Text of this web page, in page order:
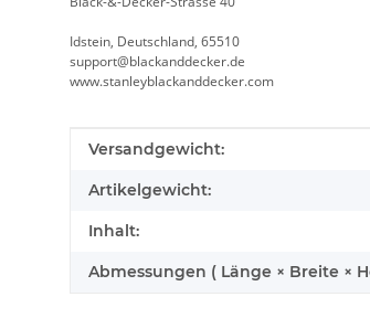
Idstein, Deutschland, 65510
support@blackanddecker.de
www.stanleyblackanddecker.com
Produkteigenschaft
Wert
Versandgewicht:
Artikelgewicht:
Inhalt:
Abmessungen ( Länge × Breite ×